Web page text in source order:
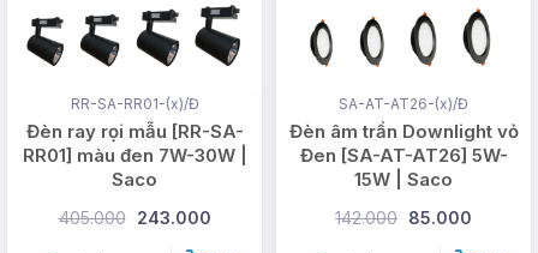
RR-SA-RR01-(x)/Đ
Đèn ray rọi mẫu [RR-SA-
RR01] màu đen 7W-30W |
Saco
405.000 243.000
SA-AT-AT26-(x)/Đ
Đèn âm trần Downlight vỏ
Đen [SA-AT-AT26] 5W-
15W | Saco
142.000 85.000